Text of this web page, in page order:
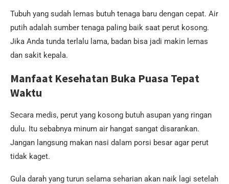
Tubuh yang sudah lemas butuh tenaga baru dengan cepat. Air
putih adalah sumber tenaga paling baik saat perut kosong.
Jika Anda tunda terlalu lama, badan bisa jadi makin lemas
dan sakit kepala.
Manfaat Kesehatan Buka Puasa Tepat
Waktu
Secara medis, perut yang kosong butuh asupan yang ringan
dulu. Itu sebabnya minum air hangat sangat disarankan.
Jangan langsung makan nasi dalam porsi besar agar perut
tidak kaget.
Gula darah yang turun selama seharian akan naik lagi setelah